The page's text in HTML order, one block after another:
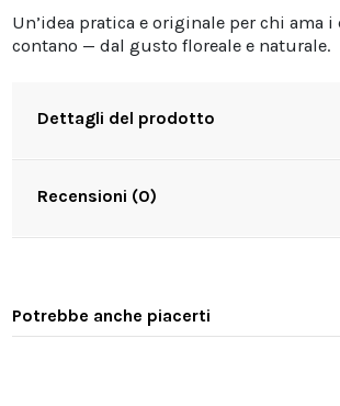
Un’idea pratica e originale per chi ama
contano — dal gusto floreale e naturale.
Dettagli del prodotto
Recensioni (0)
Potrebbe anche piacerti